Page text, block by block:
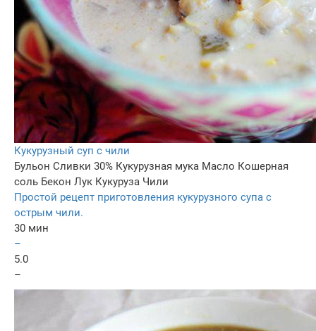
Кукурузный суп с чили
Бульон Сливки 30% Кукурузная мука Масло Кошерная
соль Бекон Лук Кукуруза Чили
Простой рецепт приготовления кукурузного супа с
острым чили.
30 мин
–
5.0
–